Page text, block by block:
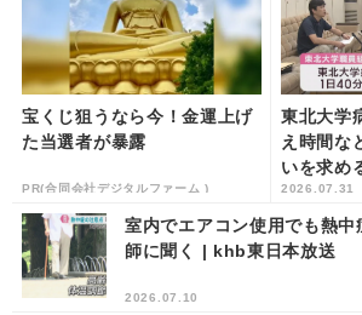
宝くじ狙うなら今！金運上げ
た当選者が暴露
PR(合同会社デジタルファーム )
東北大学
え時間な
いを求め
2026.07.31
室内でエアコン使用でも熱
師に聞く | khb東日本放送
2026.07.10